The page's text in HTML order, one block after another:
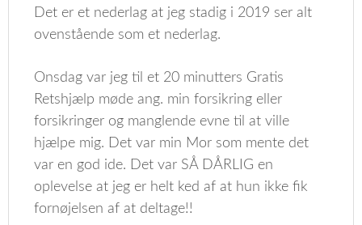
Det er et nederlag at jeg stadig i 2019 ser alt
ovenstående som et nederlag.
Onsdag var jeg til et 20 minutters Gratis
Retshjælp møde ang. min forsikring eller
forsikringer og manglende evne til at ville
hjælpe mig. Det var min Mor som mente det
var en god ide. Det var SÅ DÅRLIG en
oplevelse at jeg er helt ked af at hun ikke fik
fornøjelsen af at deltage!!